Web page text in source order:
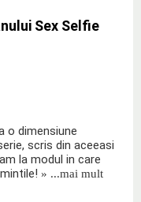
Sex Selfie
o dimensiune
scris din aceeasi
la modul in care
» ...mai mult